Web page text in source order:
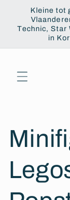
Skip to
content
Kleine tot
Technic, Star
in